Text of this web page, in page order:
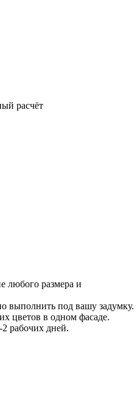
расчёт
любого размера и
выполнить под вашу задумку.
цветов в одном фасаде.
2 рабочих дней.